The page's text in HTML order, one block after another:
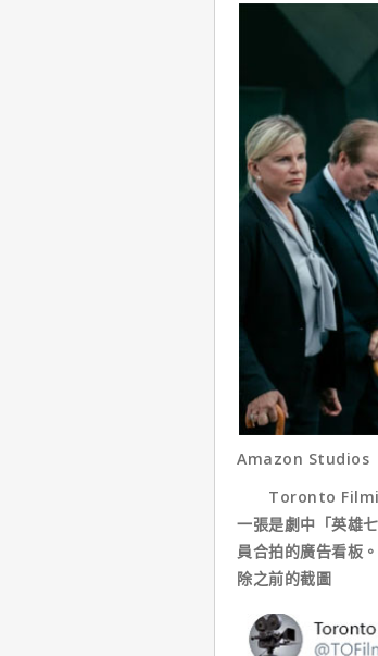
Amazon Studios
Toronto Filming
一張是劇中「英雄
員合拍的廣告看板
除之前的截圖